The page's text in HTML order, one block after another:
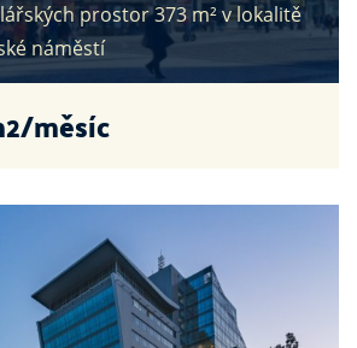
prostor 373 m² v lokalitě
náměstí
měsíc